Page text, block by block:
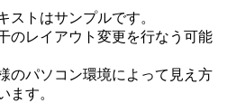
ストはサンプルです。
のレイアウト変更を行なう可能
のパソコン環境によって見え方
ます。